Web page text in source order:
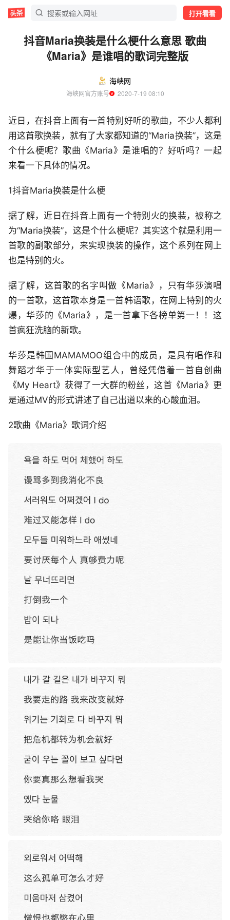
打开看看
抖音Maria换装是什么梗什么意思 歌曲
《Maria》是谁唱的歌词完整版
海峡网
海峡网官方账号
  2020-7-19 08:10
近日，在抖音上面有一首特别好听的歌曲，不少人都利
用这首歌换装，就有了大家都知道的“Maria换装”，这是
个什么梗呢？歌曲《Maria》是谁唱的？好听吗？一起
来看一下具体的情况。
1抖音Maria换装是什么梗
据了解，近日在抖音上面有一个特别火的换装，被称之
为“Maria换装”，这是个什么梗呢？其实这个就是利用一
首歌的副歌部分，来实现换装的操作，这个系列在网上
也是特别的火。
据了解，这首歌的名字叫做《Maria》，只有华莎演唱
的一首歌，这首歌本身是一首韩语歌，在网上特别的火
爆，华莎的《Maria》，是一首拿下各榜单第一！！这
首疯狂洗脑的新歌。
华莎是韩国MAMAMOO组合中的成员，是具有唱作和
舞蹈才华于一体实际型艺人，曾经凭借着一首自创曲
《My Heart》获得了一大群的粉丝，这首《Maria》更
是通过MV的形式讲述了自己出道以来的心酸血泪。
2歌曲《Maria》歌词介绍